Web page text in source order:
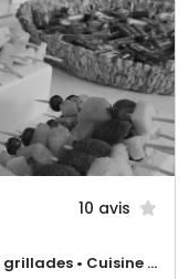
10 avis
Français Traditionnel • Barbecue et grillades • Cuisine régionale